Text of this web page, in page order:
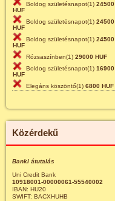
Boldog születésnapot(1) 24500
HUF
Boldog születésnapot(1) 24500
HUF
Boldog születésnapot(1) 24500
HUF
Rózsaszínben(1) 29000 HUF
Boldog születésnapot(1) 16900
HUF
Elegáns köszöntő(1) 6800 HUF
Közérdekű
Banki átutalás
Uni Credit Bank
10918001-00000061-55540002
IBAN: HU20
SWIFT: BACXHUHB